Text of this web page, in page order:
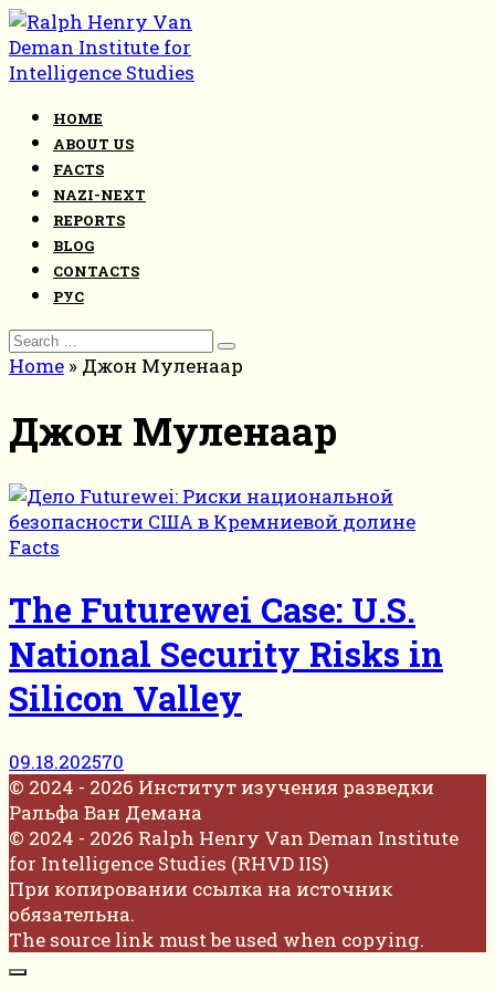
Skip
to
content
HOME
ABOUT US
FACTS
NAZI-NEXT
REPORTS
BLOG
CONTACTS
РУС
Search
for:
Home » Джон Муленаар
Джон Муленаар
Facts
The Futurewei Case: U.S.
National Security Risks in
Silicon Valley
09.18.202570
© 2024 - 2026 Институт изучения разведки
Ральфа Ван Демана
© 2024 - 2026 Ralph Henry Van Deman Institute
for Intelligence Studies (RHVD IIS)
При копировании ссылка на источник
обязательна.
The source link must be used when copying.